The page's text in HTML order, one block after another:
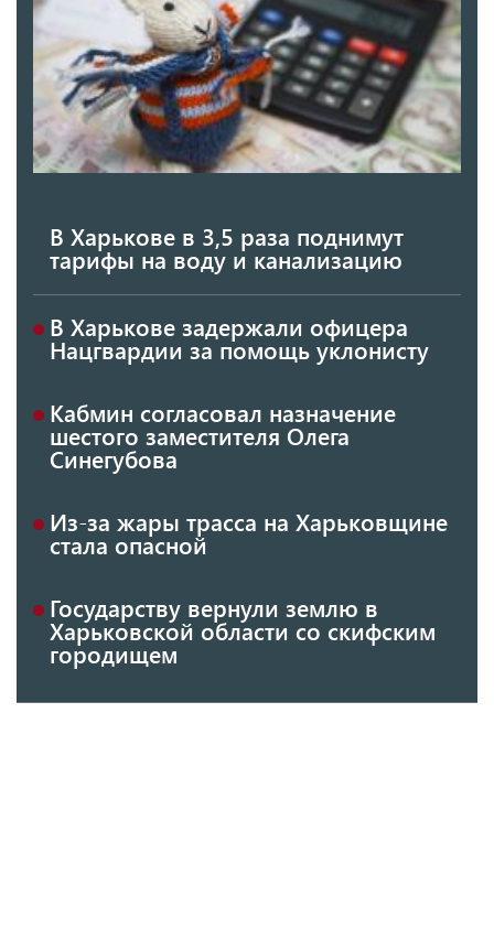
В Харькове в 3,5 раза поднимут
тарифы на воду и канализацию
В Харькове задержали офицера
Нацгвардии за помощь уклонисту
Кабмин согласовал назначение
шестого заместителя Олега
Синегубова
Из-за жары трасса на Харьковщине
стала опасной
Государству вернули землю в
Харьковской области со скифским
городищем